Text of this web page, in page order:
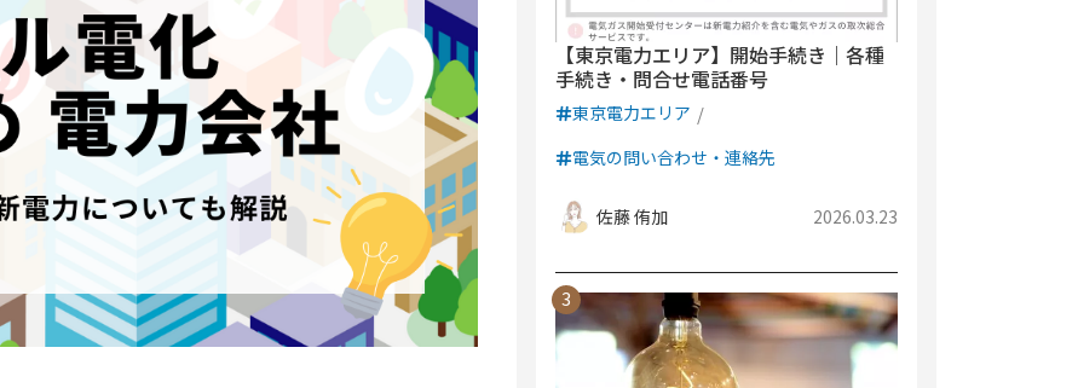
【東京電力エリア】開始手続き｜各種
手続き・問合せ電話番号
東京電力エリア
電気の問い合わせ・連絡先
佐藤 侑加 2026.03.23